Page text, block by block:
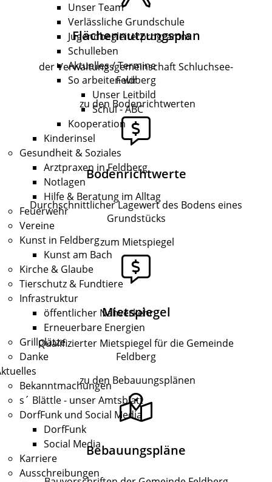
Unser Team
Verlässliche Grundschule
Jugendbegleiterprogramm
Schulleben
Aktuelles / Termine
So arbeiten wir
Unser Leitbild
Schul - ABC
Kooperation
Kinderinsel
Gesundheit & Soziales
Arztpraxen in Feldberg
Notlagen
Hilfe & Beratung im Alltag
Feuerwehr
Vereine
Kunst in Feldberg
Kunst am Bach
Kirche & Glaube
Tierschutz & Fundtiere
Infrastruktur
öffentlicher Nahverkehr
Erneuerbare Energien
Grillplätze
Danke
Bekanntmachungen
s´ Blättle - unser Amtsblatt
DorfFunk und Social Media
DorfFunk
Social Media
Karriere
Ausschreibungen
Flächennutzungsplan
der Verwaltungsgemeinschaft Schluchsee-
Feldberg
Bodenrichtwerte
Durchschnittlicher Lagewert des Bodens eines
Grundstücks
zu den Bodenrichtwerten
Mietspiegel
Qualifizierter Mietspiegel für die Gemeinde
Feldberg
zum Mietspiegel
Bebauungspläne
zu den Bebauungsplänen